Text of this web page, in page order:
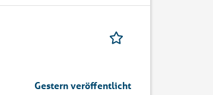
Gestern veröffentlicht